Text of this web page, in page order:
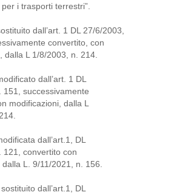
i trasporti terrestri”.
dall’art. 1 DL 27/6/2003,
convertito, con
dalla L 1/8/2003, n. 214.
dall’art. 1 DL
151, successivamente
modificazioni, dalla L
dall’art.1, DL
121, convertito con
L. 9/11/2021, n. 156.
dall’art.1, DL